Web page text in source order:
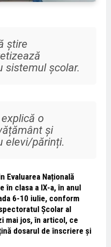
știre
sistemul școlar.
o
și
elevi/părinți.
Evaluarea Națională
în clasa a IX-a, în anul
6-10 iulie, conform
Școlar al
mai jos, în articol, ce
dosarul de înscriere și